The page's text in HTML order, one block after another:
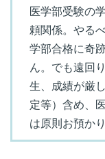
医学部受験の
頼関係。やる
学部合格に奇
ん。でも遠回
生、成績が厳
定等）含め、
は原則お預か